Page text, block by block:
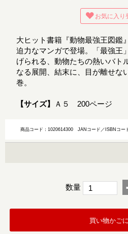
お気に入り
大ヒット書籍『動物最強王図鑑
迫力なマンガで登場。「最強王
げられる、動物たちの熱いバト
なる展開、結末に、目が離せな
巻。
【サイズ】 Ａ５ 200ページ
商品コード：1020614300JANコード／ISBNコー
数量
買い物かご